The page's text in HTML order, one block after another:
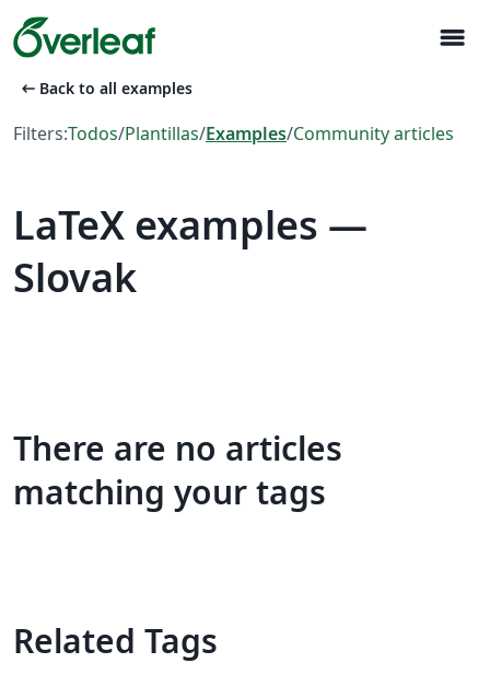
menu
arrow_left_alt Back to all examples
Filters:Todos/Plantillas/Examples/Community articles
LaTeX examples —
Slovak
There are no articles
matching your tags
Related Tags